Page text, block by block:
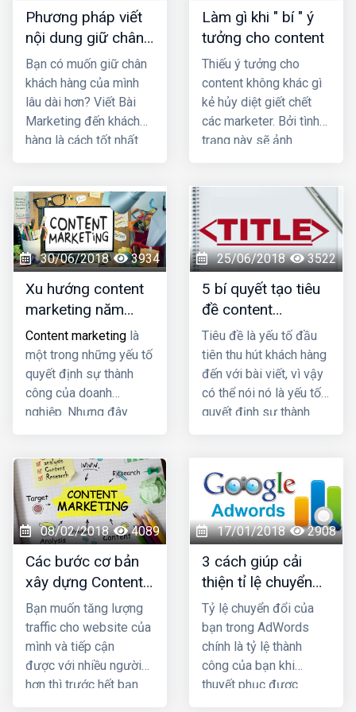
Phòng được xem là hình
thức quảng cáo trực
tuyến hiệu quả hàng đầu
của nhiều doanh nghiệp.
Phương pháp viết
nội dung giữ chân
khách hàng khi vào
website?
Bạn có muốn giữ chân
khách hàng của mình
lâu dài hơn? Viết Bài
Marketing đến khách
hàng là cách tốt nhất
mới, giảm thiểu tỷ lệ rời
bỏ của họ và giúp bạn
gia tăng doanh thu Chia
sẻ phương pháp viết
nội dung giữ chân
khách hàng khi vào
website?Chia sẻ
phương pháp viết nội
dung giữ chân khách
hàng khi vào website
của bạn?
Làm gì khi " bí " ý
tưởng cho content
Thiếu ý tưởng cho
content không khác gì
kẻ hủy diệt giết chết
các marketer. Bởi tình
trạng này sẽ ảnh
kì. Vậy phải làm gì khi "
bí " ý tưởng? Với bài
viết này,
thiết kế
website tại hải phòng
sẽ bật mí cho bạn cách
tìm ý tưởng content
mới.
30/06/2018 3934
Xu hướng content
marketing năm
2018
Content marketing là
một trong những yếu tố
quyết định sự thành
công của doanh
nghiệp. Nhưng đây
chóng. Chính vì thế, để
có thể chiếm ưu thế
cạnh tranh với đối thủ,
đòi hỏi phải nắm bắt
nhanh chóng những xu
thế tiếp thị mới nhất.
Vậy xu hướng content
marketing năm 2018là
gì?
25/06/2018 3522
5 bí quyết tạo tiêu
đề content
marketing
Tiêu đề là yếu tố đầu
tiên thu hút khách hàng
đến với bài viết, vì vậy
có thể nói nó là yếu tố
quyết định sự thành
được chủ đề và có tính
thuyết phục sẽ giúp bài
content thu hút lượng
traffic lớn. Vậy công
thức tạo tiêu đề của
bạn là gì? Với bài viết
này,
websitehaiphong.vnsẽ
mách bạn một vài bí
quyết để tạo tiêu đề
content thu hút, hiệu
quả.
08/02/2018 4089
Các bước cơ bản
xây dựng Content
Marketing
Bạn muốn tăng lượng
traffic cho website của
mình và tiếp cận
được với nhiều người
hơn thì trước hết bạn
17/01/2018 2908
3 cách giúp cải
thiện tỉ lệ chuyển
đổi Adwords
Tỷ lệ chuyển đổi của
bạn trong AdWords
chính là tỷ lệ thành
công của bạn khi
thuyết phục được